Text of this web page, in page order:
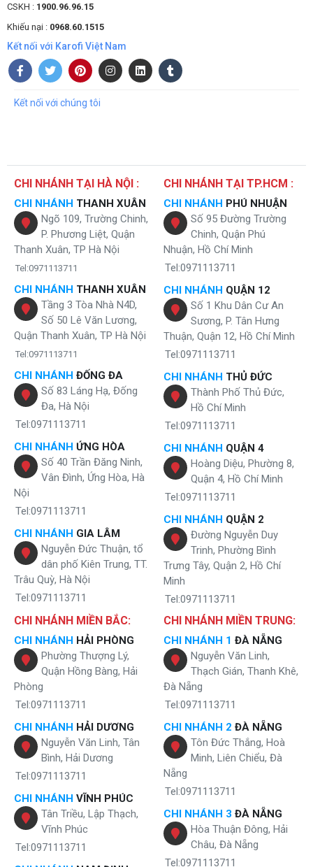
CSKH : 1900.96.96.15
Khiếu nại : 0968.60.1515
Kết nối với Karofi Việt Nam
Kết nối với chúng tôi
CHI NHÁNH TẠI HÀ NỘI :
CHI NHÁNH THANH XUÂN
Ngõ 109, Trường Chinh,
P. Phương Liệt, Quận
Thanh Xuân, TP Hà Nội
Tel:0971113711
CHI NHÁNH THANH XUÂN
Tầng 3 Tòa Nhà N4D,
Số 50 Lê Văn Lương,
Quận Thanh Xuân, TP Hà Nội
Tel:0971113711
CHI NHÁNH ĐỐNG ĐA
Số 83 Láng Hạ, Đống
Đa, Hà Nội
Tel:0971113711
CHI NHÁNH ỨNG HÒA
Số 40 Trần Đăng Ninh,
Vân Đình, Ứng Hòa, Hà
Nội
Tel:0971113711
CHI NHÁNH GIA LÂM
Nguyễn Đức Thuận, tổ
dân phố Kiên Trung, TT.
Trâu Quỳ, Hà Nội
Tel:0971113711
CHI NHÁNH TẠI TP.HCM :
CHI NHÁNH PHÚ NHUẬN
Số 95 Đường Trường
Chinh, Quận Phú
Nhuận, Hồ Chí Minh
Tel:0971113711
CHI NHÁNH QUẬN 12
Số 1 Khu Dân Cư An
Sương, P. Tân Hưng
Thuận, Quận 12, Hồ Chí Minh
Tel:0971113711
CHI NHÁNH THỦ ĐỨC
Thành Phố Thủ Đức,
Hồ Chí Minh
Tel:0971113711
CHI NHÁNH QUẬN 4
Hoàng Diệu, Phường 8,
Quận 4, Hồ Chí Minh
Tel:0971113711
CHI NHÁNH QUẬN 2
Đường Nguyễn Duy
Trinh, Phường Bình
Trưng Tây, Quận 2, Hồ Chí
Minh
Tel:0971113711
CHI NHÁNH MIỀN BẮC:
CHI NHÁNH HẢI PHÒNG
Phường Thượng Lý,
Quận Hồng Bàng, Hải
Phòng
Tel:0971113711
CHI NHÁNH HẢI DƯƠNG
Nguyễn Văn Linh, Tân
Bình, Hải Dương
Tel:0971113711
CHI NHÁNH VĨNH PHÚC
Tân Triều, Lập Thạch,
Vĩnh Phúc
Tel:0971113711
CHI NHÁNH MIỀN TRUNG:
CHI NHÁNH 1 ĐÀ NẴNG
Nguyễn Văn Linh,
Thạch Gián, Thanh Khê,
Đà Nẵng
Tel:0971113711
CHI NHÁNH 2 ĐÀ NẴNG
Tôn Đức Thắng, Hoà
Minh, Liên Chiểu, Đà
Nẵng
Tel:0971113711
CHI NHÁNH 3 ĐÀ NẴNG
Hòa Thuận Đông, Hải
Châu, Đà Nẵng
Tel:0971113711